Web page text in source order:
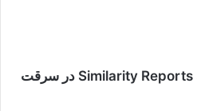
معرفی رنگهای درصد تشابه Similarity Reports در سرقت